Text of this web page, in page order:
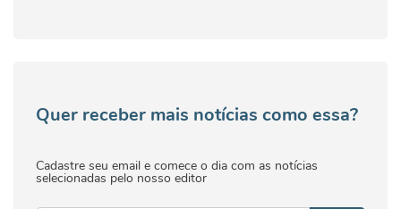
Quer receber mais notícias como essa?
Cadastre seu email e comece o dia com as notícias
selecionadas pelo nosso editor